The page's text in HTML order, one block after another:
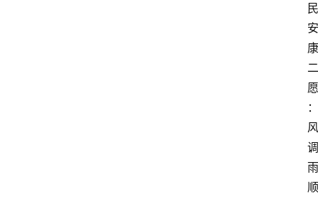
民
安
康
二
愿
：
风
调
雨
顺